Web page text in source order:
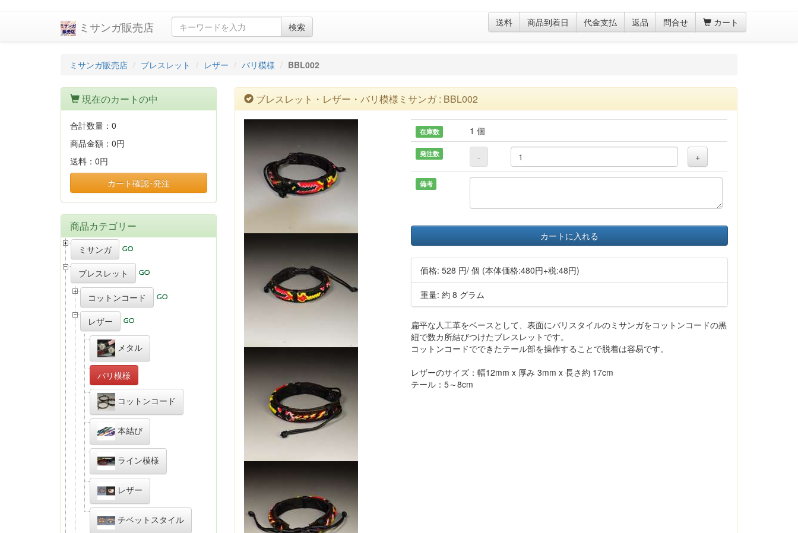
ミサンガ販売店 検索 送料 商品到着日 代金支払 返品 問合せ カート
ミサンガ販売店 ブレスレット レザー バリ模様 BBL002
ブレスレット・レザー・バリ模様ミサンガ : BBL002
在庫数 1 個
発注数 - +
備考
カートに入れる
価格:528 円/ 個 (本体価格:480円+税:48円)
重量: 約 8 グラム
扁平な人工革をベースとして、表面にバリスタイルのミサンガをコットンコードの黒
紐で数カ所結びつけたブレスレットです。
コットンコードでできたテール部を操作することで脱着は容易です。
レザーのサイズ：幅12mm x 厚み 3mm x 長さ約 17cm
テール：5～8cm
現在のカートの中
合計数量： 0
商品金額： 0円
送料： 0円
カート確認･発注
商品カテゴリー
ミサンガ
ブレスレット
コットンコード
レザー
メタル
バリ模様
コットンコード
本結び
ライン模様
レザー
チベットスタイル